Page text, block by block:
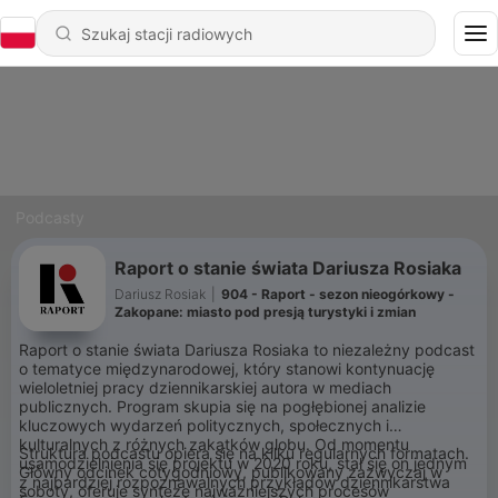
Raport o stanie świata Dariusza Rosiaka
Dariusz Rosiak
904 - Raport - sezon nieogórkowy -
Zakopane: miasto pod presją turystyki i zmian
Raport o stanie świata Dariusza Rosiaka to niezależny podcast
o tematyce międzynarodowej, który stanowi kontynuację
wieloletniej pracy dziennikarskiej autora w mediach
publicznych. Program skupia się na pogłębionej analizie
kluczowych wydarzeń politycznych, społecznych i
kulturalnych z różnych zakątków globu. Od momentu
usamodzielnienia się projektu w 2020 roku, stał się on jednym
z najbardziej rozpoznawalnych przykładów dziennikarstwa
Struktura podcastu opiera się na kilku regularnych formatach.
Główny odcinek cotygodniowy, publikowany zazwyczaj w
soboty, oferuje syntezę najważniejszych procesów